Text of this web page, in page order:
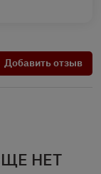
Добавить отзыв
НЕТ